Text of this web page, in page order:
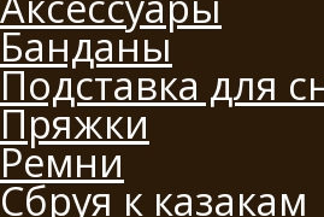
Банданы
Подставка для
Пряжки
Ремни
Сбруя к казакам